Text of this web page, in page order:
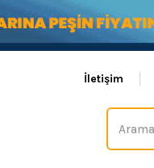
İletişim